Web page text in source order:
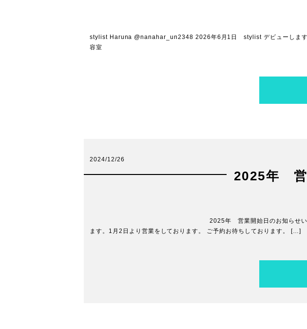
stylist Haruna @nanahar_un2348 2026年6月1日 stylist デビューします
容室
2024/12/26
2025年 営
2025年 営業開始日のお知らせいつもNANAをご利用
ます。1月2日より営業をしております。 ご予約お待ちしております。 […]